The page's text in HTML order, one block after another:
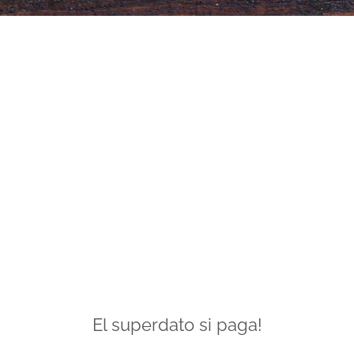
El superdato si paga!